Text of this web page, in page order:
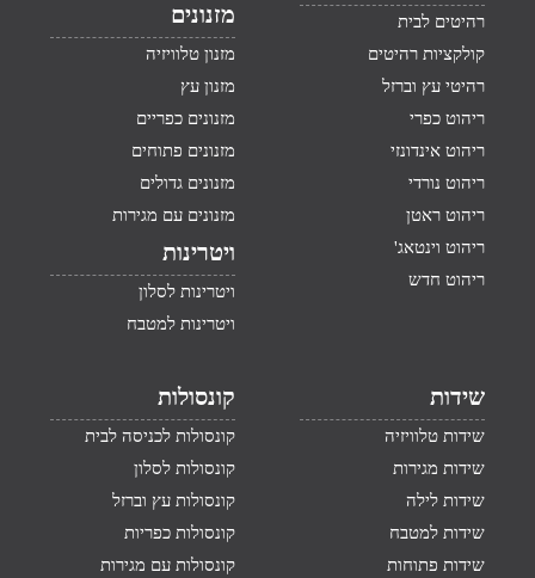
רהיטים לבית
קולקציות רהיטים
רהיטי עץ וברזל
ריהוט כפרי
ריהוט אינדונזי
ריהוט נורדי
ריהוט ראטן
ריהוט וינטאג'
ריהוט חדש
מזנונים
מזנון טלוויזיה
מזנון עץ
מזנונים כפריים
מזנונים פתוחים
מזנונים גדולים
מזנונים עם מגירות
ויטרינות
ויטרינות לסלון
ויטרינות למטבח
שידות
שידות טלוויזיה
שידות מגירות
שידות לילה
שידות למטבח
שידות פתוחות
קונסולות
קונסולות לכניסה לבית
קונסולות לסלון
קונסולות עץ וברזל
קונסולות כפריות
קונסולות עם מגירות